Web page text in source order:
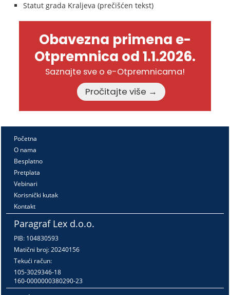
Statut grada Kraljeva (prečišćen tekst)
Obavezna primena e-
Otpremnica od 1.1.2026.
Saznajte sve o e-Otpremnicama!
Pročitajte više →
Početna
O nama
Besplatno
Pretplata
Vebinari
Korisnički kutak
Kontakt
Paragraf Lex d.o.o.
PIB: 104830593
Matični broj: 20240156
Tekući račun:
105-3029346-18
160-0000000380290-23